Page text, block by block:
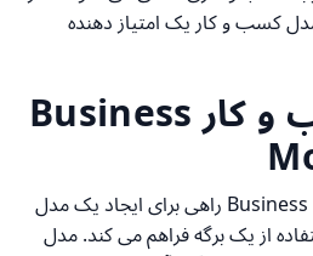
کسب و کار یک امتیاز دهنده
بوم مدل کسب و کار Business
استفاده از Business Model Canvas راهی برای ایجاد یک مدل
از یک برگه فراهم می کند. مدل